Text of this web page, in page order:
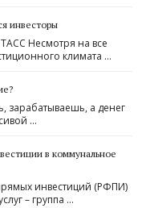
инвесторы
Несмотря на все
климата …
зарабатываешь, а денег
…
в коммунальное
инвестиций (РФПИ)
– группа …